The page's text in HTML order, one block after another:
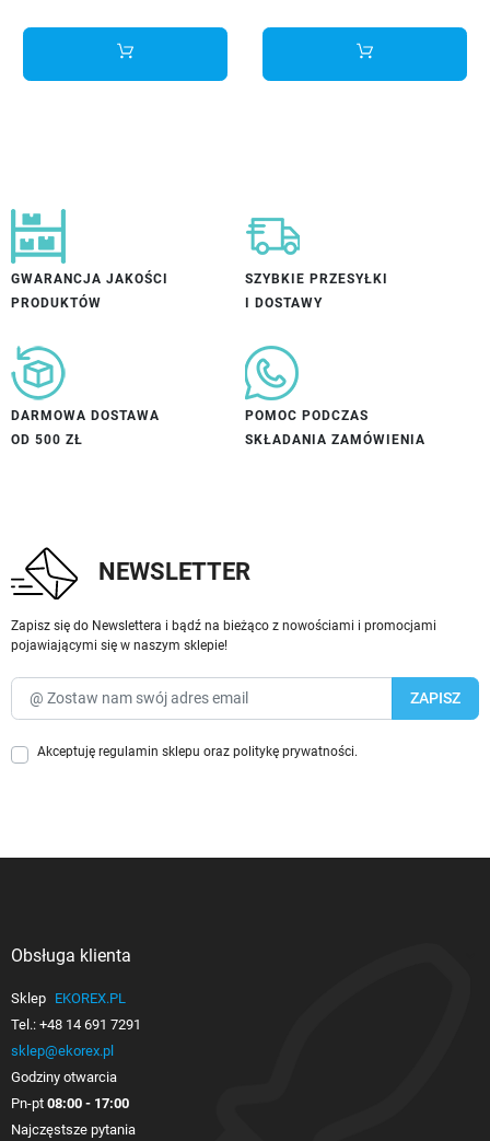
GWARANCJA JAKOŚCI
PRODUKTÓW
SZYBKIE PRZESYŁKI
I DOSTAWY
DARMOWA DOSTAWA
OD 500 ZŁ
POMOC PODCZAS
SKŁADANIA ZAMÓWIENIA
NEWSLETTER
Zapisz się do Newslettera i bądź na bieżąco z nowościami i promocjami
pojawiającymi się w naszym sklepie!
Akceptuję regulamin sklepu oraz politykę prywatności.
Obsługa klienta
Sklep EKOREX.PL
Tel.: +48 14 691 7291
sklep@ekorex.pl
Godziny otwarcia
Pn-pt 08:00 - 17:00
Najczęstsze pytania